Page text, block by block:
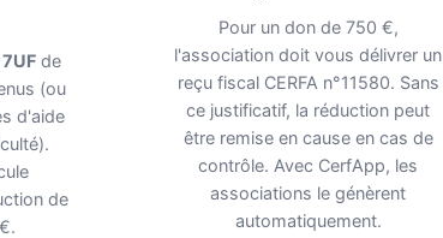
7UF de
(ou
d'aide
de
Pour un don de 750 €,
l'association doit vous délivrer un
reçu fiscal CERFA n°11580. Sans
ce justificatif, la réduction peut
être remise en cause en cas de
contrôle. Avec CerfApp, les
associations le génèrent
automatiquement.